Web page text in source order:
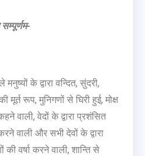
सम्पूर्णम-
के द्वारा वन्दित, सुंदरी,
मूर्त रूप, मुनिगणों से घिरी हुई, मोक्ष
वाली, वेदों के द्वारा प्रशंसित
वाली और सभी देवों के द्वारा
वर्षा करने वाली, शान्ति से